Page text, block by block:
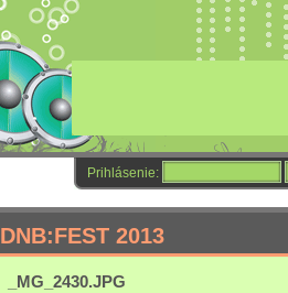
Prihlásenie:
DNB:FEST 2013
_MG_2430.JPG